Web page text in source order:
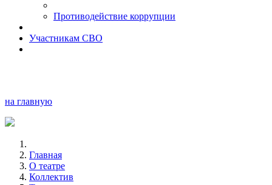
Противодействие коррупции
Участникам СВО
на главную
Главная
О театре
Коллектив